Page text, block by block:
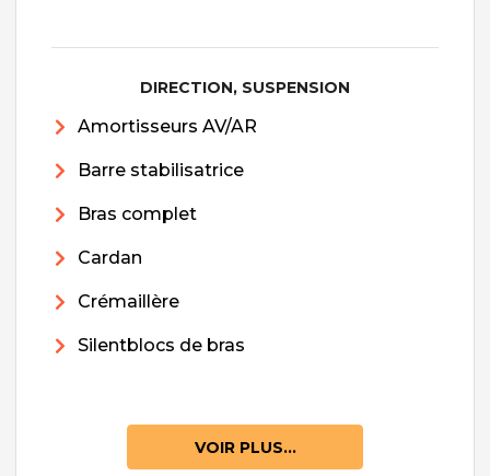
DIRECTION, SUSPENSION
Amortisseurs AV/AR
Barre stabilisatrice
Bras complet
Cardan
Crémaillère
Silentblocs de bras
VOIR PLUS...